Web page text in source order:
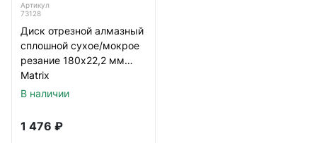
Артикул
73128
Диск отрезной алмазный
сплошной сухое/мокрое
резание 180х22,2 мм
Matrix
В наличии
1 476 ₽